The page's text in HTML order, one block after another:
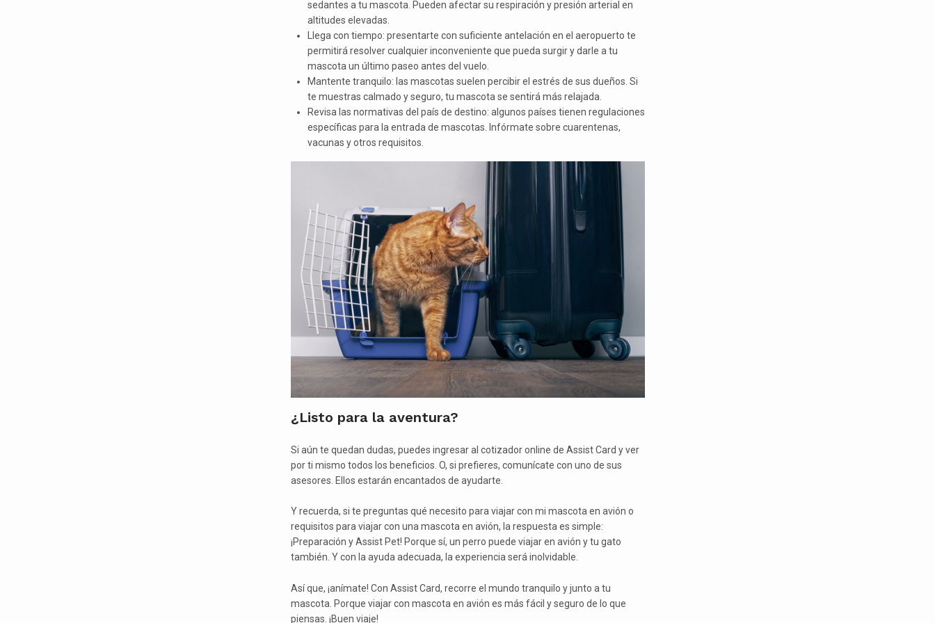
sedantes a tu mascota. Pueden afectar su respiración y presión arterial en
altitudes elevadas.
Llega con tiempo: presentarte con suficiente antelación en el aeropuerto te
permitirá resolver cualquier inconveniente que pueda surgir y darle a tu
mascota un último paseo antes del vuelo.
Mantente tranquilo: las mascotas suelen percibir el estrés de sus dueños. Si
te muestras calmado y seguro, tu mascota se sentirá más relajada.
Revisa las normativas del país de destino: algunos países tienen regulaciones
específicas para la entrada de mascotas. Infórmate sobre cuarentenas,
vacunas y otros requisitos.
¿Listo para la aventura?
Si aún te quedan dudas, puedes ingresar al cotizador online de Assist Card y ver
por ti mismo todos los beneficios. O, si prefieres, comunícate con uno de sus
asesores. Ellos estarán encantados de ayudarte.
Y recuerda, si te preguntas qué necesito para viajar con mi mascota en avión o
requisitos para viajar con una mascota en avión, la respuesta es simple:
¡Preparación y Assist Pet! Porque sí, un perro puede viajar en avión y tu gato
también. Y con la ayuda adecuada, la experiencia será inolvidable.
Así que, ¡anímate! Con Assist Card, recorre el mundo tranquilo y junto a tu
mascota. Porque viajar con mascota en avión es más fácil y seguro de lo que
piensas. ¡Buen viaje!